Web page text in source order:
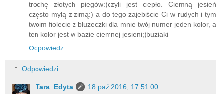
trochę złotych piegów:)czyli jest ciepło. Ciemną jesień
często mylą z zimą:) a do tego zajebiście Ci w rudych i tym
twoim fiolecie z bluzeczki dla mnie twój numer jeden kolor, a
ten kolor jest w bazie ciemnej jesieni;)buziaki
Odpowiedz
Odpowiedzi
Tara_Edyta
18 paź 2016, 17:51:00